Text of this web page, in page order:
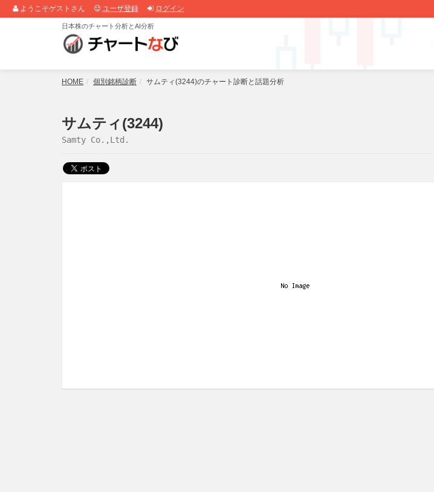
ようこそゲストさん ユーザ登録 ログイン
日本株のチャート分析とAI分析
HOME 個別銘柄診断 サムティ(3244)のチャート診断と話題分析
サムティ(3244)
Samty Co.,Ltd.